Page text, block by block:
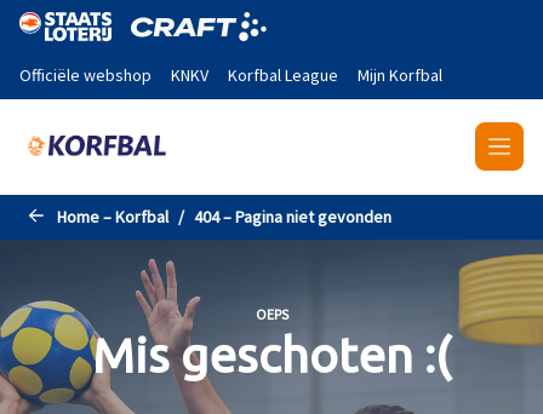
Naar de hoofdinhoud gaan
Officiële webshop KNKV Korfbal League Mijn Korfbal
Home – Korfbal 404 – Pagina niet gevonden
OEPS
Mis geschoten :(